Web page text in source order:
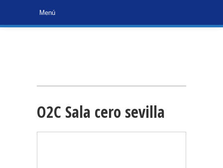
O2C Sala cero sevilla